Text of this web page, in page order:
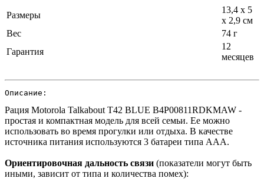
Размеры
13,4 х 5
х 2,9 см
Вес
74 г
Гарантия
12
месяцев
Описание:
Рация Motorola Talkabout T42 BLUE B4P00811RDKMAW -
простая и компактная модель для всей семьи. Ее можно
использовать во время прогулки или отдыха. В качестве
источника питания используются 3 батареи типа ААА.
Ориентировочная дальность связи (показатели могут быть
иными, зависит от типа и количества помех):